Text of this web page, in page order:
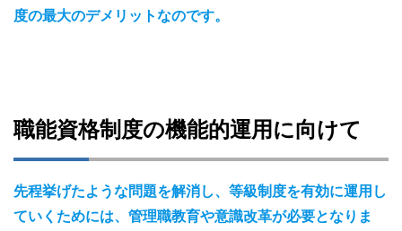
度の最大のデメリットなのです。
職能資格制度の機能的運用に向けて
先程挙げたような問題を解消し、等級制度を有効に運用し
ていくためには、管理職教育や意識改革が必要となりま